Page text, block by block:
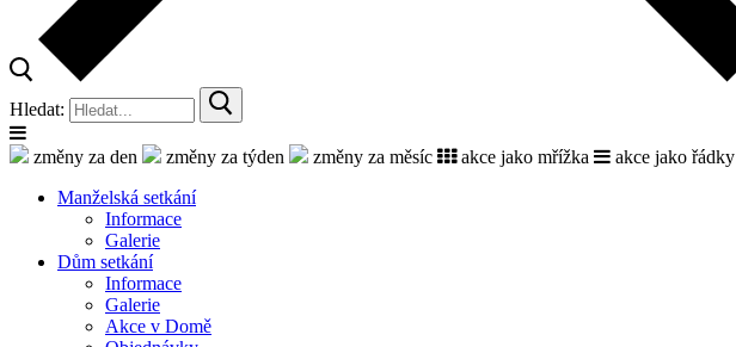
Hledat:
změny za den změny za týden změny za měsíc akce jako mřížka akce jako řádky
Manželská setkání
Informace
Galerie
Dům setkání
Informace
Galerie
Akce v Domě